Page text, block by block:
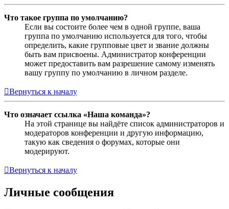
Что такое группа по умолчанию?
Если вы состоите более чем в одной группе, ваша
группа по умолчанию используется для того, чтобы
определить, какие групповые цвет и звание должны
быть вам присвоены. Администратор конференции
может предоставить вам разрешение самому изменять
вашу группу по умолчанию в личном разделе.
Вернуться к началу
Что означает ссылка «Наша команда»?
На этой странице вы найдёте список администраторов и
модераторов конференции и другую информацию,
такую как сведения о форумах, которые они
модерируют.
Вернуться к началу
Личные сообщения